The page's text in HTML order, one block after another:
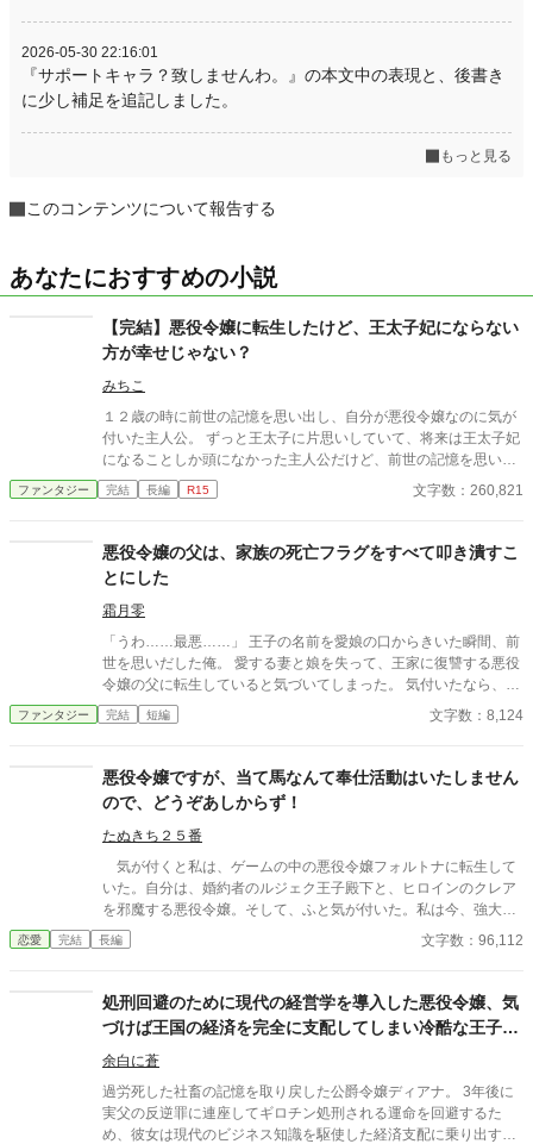
2026-05-30 22:16:01
『サポートキャラ？致しませんわ。』の本文中の表現と、後書き
に少し補足を追記しました。
もっと見る
このコンテンツについて報告する
あなたにおすすめの小説
【完結】悪役令嬢に転生したけど、王太子妃にならない
方が幸せじゃない？
みちこ
１２歳の時に前世の記憶を思い出し、自分が悪役令嬢なのに気が
付いた主人公。 ずっと王太子に片思いしていて、将来は王太子妃
になることしか頭になかった主人公だけど、前世の記憶を思い出
したことで、王太子の何が良かったのか疑問に思うようになる
色々としがらみがある王太子妃になるより、このまま公爵家の娘
ファンタジー 完結 長編 R15 文字数：260,821
悪役令嬢の父は、家族の死亡フラグをすべて叩き潰すこ
とにした
霜月零
「うわ……最悪……」 王子の名前を愛娘の口からきいた瞬間、前
世を思いだした俺。 愛する妻と娘を失って、王家に復讐する悪役
令嬢の父に転生していると気づいてしまった。 気付いたなら、妻
と娘の死亡フラグは破壊するよ。 まだ二人とも生きてるからね。
物語の通りになんて、させるか！ ※他サイトにも掲載中
ファンタジー 完結 短編 文字数：8,124
悪役令嬢ですが、当て馬なんて奉仕活動はいたしません
ので、どうぞあしからず！
たぬきち２５番
気が付くと私は、ゲームの中の悪役令嬢フォルトナに転生して
いた。自分は、婚約者のルジェク王子殿下と、ヒロインのクレア
を邪魔する悪役令嬢。そして、ふと気が付いた。私は今、強大な
権力と、惚れ惚れするほどの美貌と身体、そして、かなり出来の
良い頭を持っていた。王子も確かにカッコイイけど、この世界に
す。え？ 当て馬がいないと物語が進まない？ ごめんなさい、
王子殿下、私、自分のことを優先させて頂きまぁ～す♡ ※マルチ
エンディングです！！ コルネリウス（兄）＆ルジェク（王子）好
きなエンディングをお迎えください m(_ _)m 2024.11.14アイク
（誰？）ルートをスタートいたしました。 楽しんで頂けると幸い
です。 ※他サイト様にも掲載中です
恋愛 完結 長編 文字数：96,112
処刑回避のために現代の経営学を導入した悪役令嬢、気
づけば王国の経済を完全に支配してしまい冷酷な王子か
ら、なぜか溺愛されています
余白に蒼
過労死した社畜の記憶を取り戻した公爵令嬢ディアナ。 3年後に
実父の反逆罪に連座してギロチン処刑される運命を回避するた
め、彼女は現代のビジネス知識を駆使した経済支配に乗り出す！